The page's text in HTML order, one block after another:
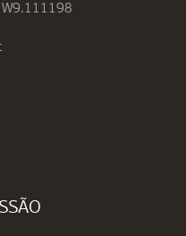
W9.111198